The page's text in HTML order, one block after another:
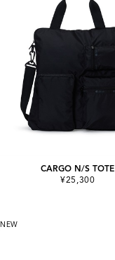
CARGO N/S TOTE
¥25,300
NEW